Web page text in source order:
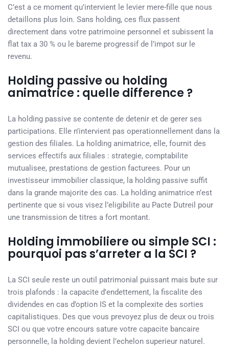
C’est a ce moment qu’intervient le levier mere-fille que nous
detaillons plus loin. Sans holding, ces flux passent
directement dans votre patrimoine personnel et subissent la
flat tax a 30 % ou le bareme progressif de l’impot sur le
revenu.
Holding passive ou holding
animatrice : quelle difference ?
La holding passive se contente de detenir et de gerer ses
participations. Elle n’intervient pas operationnellement dans la
gestion des filiales. La holding animatrice, elle, fournit des
services effectifs aux filiales : strategie, comptabilite
mutualisee, prestations de gestion facturees. Pour un
investisseur immobilier classique, la holding passive suffit
dans la grande majorite des cas. La holding animatrice n’est
pertinente que si vous visez l’eligibilite au Pacte Dutreil pour
une transmission de titres a fort montant.
Holding immobiliere ou simple SCI :
pourquoi pas s’arreter a la SCI ?
La SCI seule reste un outil patrimonial puissant mais bute sur
trois plafonds : la capacite d’endettement, la fiscalite des
dividendes en cas d’option IS et la complexite des sorties
capitalistiques. Des que vous prevoyez plus de deux ou trois
SCI ou que votre encours sature votre capacite bancaire
personnelle, la holding devient l’echelon superieur naturel.